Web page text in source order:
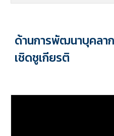
ด้านการพัฒนาบุคลา
เชิดชูเกียรติ